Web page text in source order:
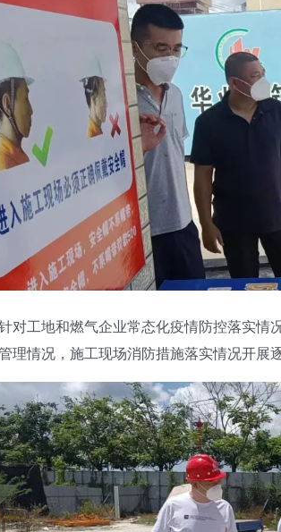
工地和燃气企业常态化疫情防控落实情
理情况，施工现场消防措施落实情况开展